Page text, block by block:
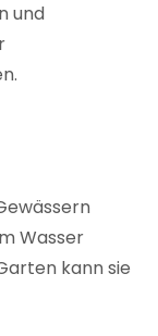
und
Wasser
kann sie